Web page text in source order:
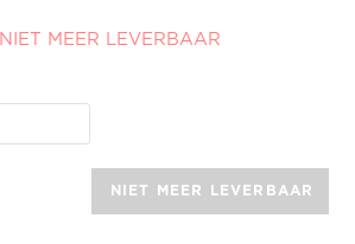
NIET MEER LEVERBAAR
NIET MEER LEVERBAAR